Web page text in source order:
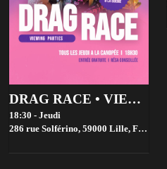
DRAG RACE • VIEWING PARTIES • GRATUIT
18:30 - Jeudi
286 rue Solférino, 59000 Lille, France,